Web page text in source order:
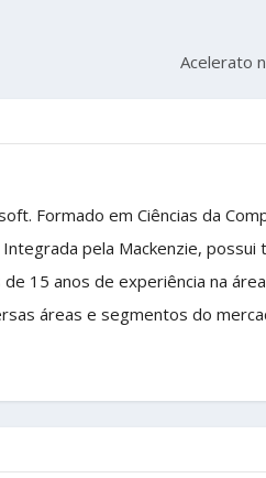
Acelerato
Formado em Ciências da
pela Mackenzie, possui
15 anos de experiência na
áreas e segmentos do